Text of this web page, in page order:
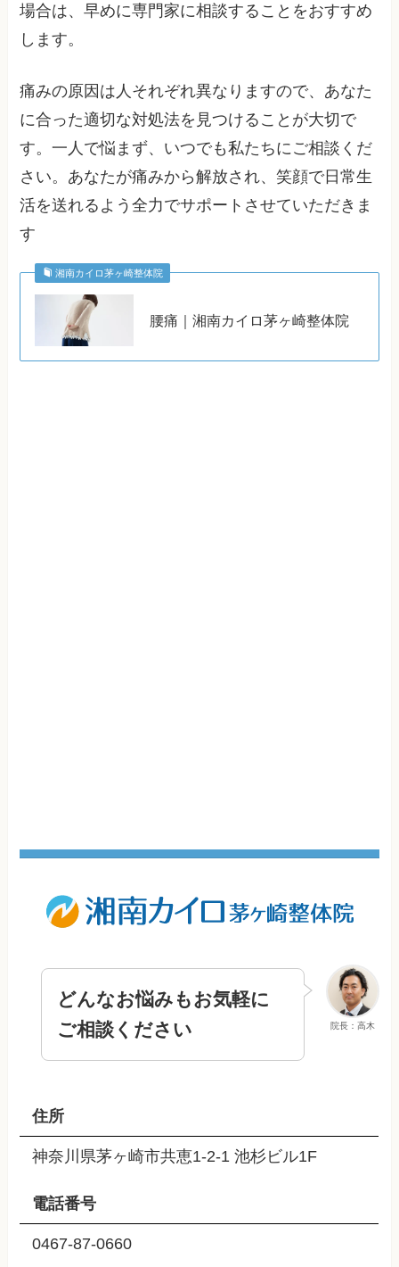
場合は、早めに専門家に相談することをおすすめ
します。
痛みの原因は人それぞれ異なりますので、あなた
に合った適切な対処法を見つけることが大切で
す。一人で悩まず、いつでも私たちにご相談くだ
さい。あなたが痛みから解放され、笑顔で日常生
活を送れるよう全力でサポートさせていただきま
す
湘南カイロ茅ヶ崎整体院
腰痛｜湘南カイロ茅ヶ崎整体院
院長：高木
どんなお悩みもお気軽に
ご相談ください
住所
神奈川県茅ヶ崎市共恵1-2-1 池杉ビル1F
電話番号
0467-87-0660